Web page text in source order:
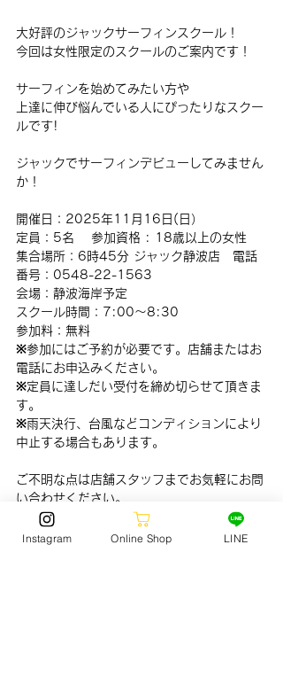
大好評のジャックサーフィンスクール！
今回は女性限定のスクールのご案内です！
サーフィンを始めてみたい方や
上達に伸び悩んでいる人にぴったりなスクー
ルです!
ジャックでサーフィンデビューしてみません
か！
開催日：2025年11月16日(日）
定員：5名 　参加資格 : 18歳以上の女性
集合場所：6時45分 ジャック静波店　電話
番号：0548-22-1563
会場：静波海岸予定
スクール時間：7:00〜8:30
参加料：無料
※参加にはご予約が必要です。店舗またはお
電話にお申込みください。
※定員に達しだい受付を締め切らせて頂きま
す。
※雨天決行、台風などコンディションにより
中止する場合もあります。
ご不明な点は店舗スタッフまでお気軽にお問
い合わせください。
Instagram Online Shop LINE